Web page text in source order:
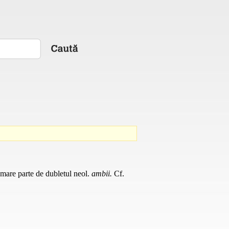
parte de dubletul neol. ambii. Cf.